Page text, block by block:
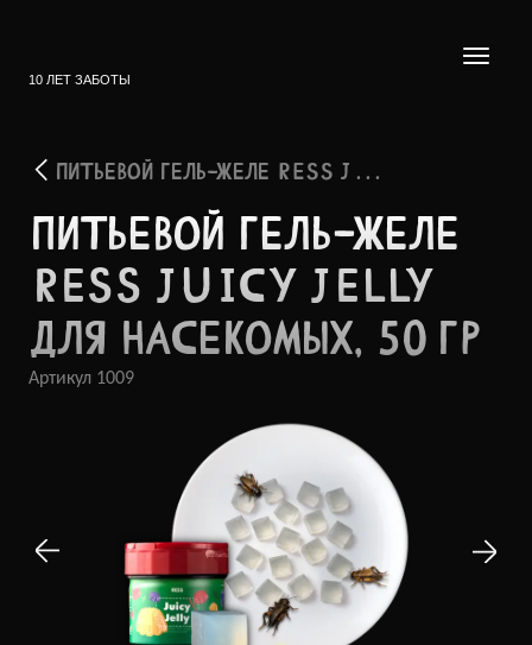
10 ЛЕТ ЗАБОТЫ
ПИТЬЕВОЙ ГЕЛЬ-ЖЕЛЕ RESS J . . .
ПИТЬЕ­ВОЙ ГЕЛЬ-ЖЕЛЕ
RESS JUICY JELLY
ДЛЯ НАСЕК­ОМЫХ, 50 ГР
Артикул 1009